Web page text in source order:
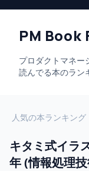
PM Book
プロダクトマネー
読んでる本のラン
人気の本ランキング
キタミ式イラ
年 (情報処理